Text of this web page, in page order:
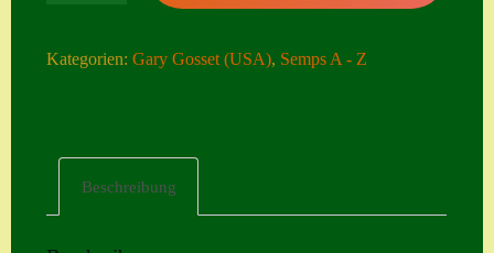
Erster Umgang
Menge
Kategorien:Gary Gosset (USA), Semps A - Z
Beschreibung